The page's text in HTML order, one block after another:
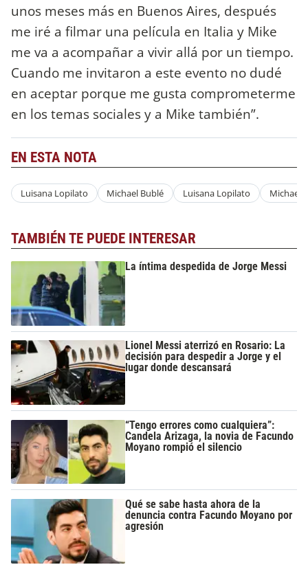
unos meses más en Buenos Aires, después
me iré a filmar una película en Italia y Mike
me va a acompañar a vivir allá por un tiempo.
Cuando me invitaron a este evento no dudé
en aceptar porque me gusta comprometerme
en los temas sociales y a Mike también”.
EN ESTA NOTA
Luisana Lopilato Michael Bublé Luisana Lopilato Michael
TAMBIÉN TE PUEDE INTERESAR
La íntima despedida de Jorge Messi
Lionel Messi aterrizó en Rosario: La
decisión para despedir a Jorge y el
lugar donde descansará
“Tengo errores como cualquiera”:
Candela Arizaga, la novia de Facundo
Moyano rompió el silencio
Qué se sabe hasta ahora de la
denuncia contra Facundo Moyano por
agresión